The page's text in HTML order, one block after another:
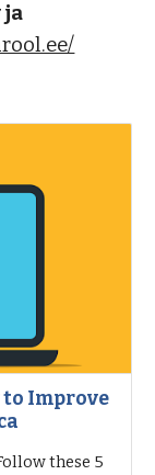
ja
to Improve
these 5